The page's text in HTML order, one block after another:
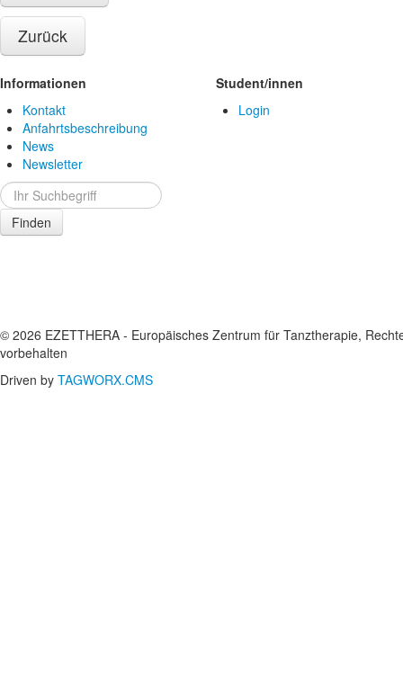
Zurück
Informationen
Kontakt
Anfahrtsbeschreibung
News
Newsletter
Finden
Student/innen
Login
© 2026 EZETTHERA - Europäisches Zentrum für Tanztherapie,
vorbehalten
Driven by TAGWORX.CMS